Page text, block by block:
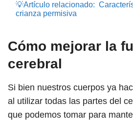
💡Artículo relacionado:
crianza permisiva
Cómo mejorar la
cerebral
Si bien nuestros cuerpos ya
al utilizar todas las partes del
que podemos tomar para